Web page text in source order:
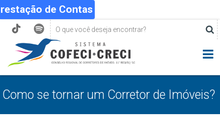
de Contas
Como se tornar um Corretor de Imóveis?